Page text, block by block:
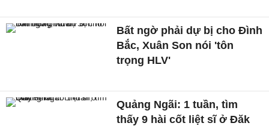
Bất ngờ phải dự bị cho Đình
Bắc, Xuân Son nói 'tôn
trọng HLV'
Quảng Ngãi: 1 tuần, tìm
thấy 9 hài cốt liệt sĩ ở Đăk